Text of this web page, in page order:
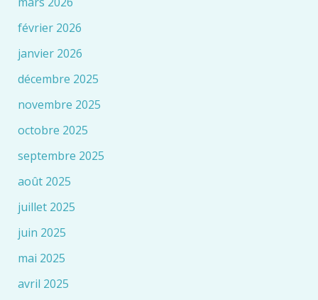
février 2026
janvier 2026
décembre 2025
novembre 2025
octobre 2025
septembre 2025
août 2025
juillet 2025
juin 2025
mai 2025
avril 2025